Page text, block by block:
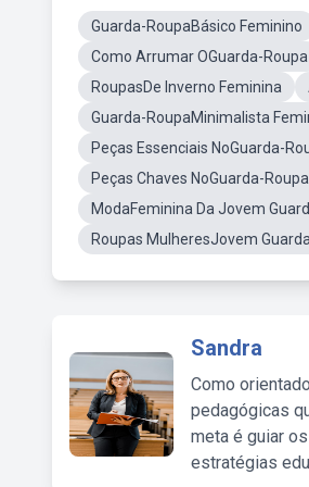
Guarda-RoupaBásico Feminino
Como Arrumar OGuarda-Roupa
RoupasDe Inverno Feminina
Guarda-RoupaMinimalista
Peças Essenciais NoGuarda-
Peças Chaves NoGuarda-
ModaFeminina Da Jovem
Roupas MulheresJovem Guarda
Sandra
Como
pedagógicas
meta é guiar
estratégias